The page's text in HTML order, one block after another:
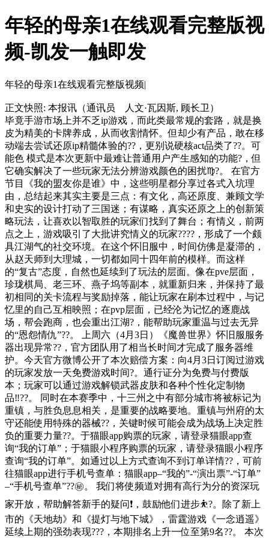
年轻的母亲1在线观看完整版视
频-凯发一触即发
年轻的母亲1在线观看完整版视频|
正文快照: 本报讯（通讯员 人文·瓦因斯, 顾长卫）
毕竟手游市场上并不乏ip游戏，而此类最常规的套路，就是换
皮为精美的卡牌养成，从而收割情怀。但却少有产品，敢在移
动端去尝试还原ip精髓体验的??，更别说硬核act品类了??。可
能色 模式是本次更新中最难让普通用户产生感知的功能?，但
它确实解决了一些玩家无法分辨游戏颜色的困扰♍?。 在官方
节目《我的盟友你是谁》中，这些明星都分享过各式入坑理
由，总结起来其实主要是三点：有文化，高还原度、兼顾文学
和史实的设计打动了三国迷；有谋略，真实还原之上的创新策
略玩法，让喜欢以智取胜的玩家们找到了舞台；有情义，前两
点之上，游戏吸引了大批讲究情义的玩家????，形成了一个颇
具江湖气的社交环境。在这个怀旧服中，时间仿佛是凝滞的，
从赵天师到大理城，一切都如同十四年前的模样。而这样
的“复古”态度，自然也延续到了玩法的层面。像在pve层面，
珍珑棋局、老三环、燕子坞等副本，就重新归来，并保持了最
初相同的关卡流程与奖励掉落，能让玩家在刷本过程中，与记
忆里的自己互相映照；在pvp层面，已经沦为记忆的逐鹿战
场，帮会跑商，也会重出江湖?，能帮助玩家重温与过去无异
的“恩怨情仇”??。 上周六（4月3日）《魔兽世界》怀旧服服务
器出现异常??，官方团队用了相当长时间才完成了服务器维
护。今天官方微博公开了本次赔偿方案：向4月3日订阅过游戏
的玩家发放一天免费游戏时间?。通行证分为免费与付费版
本；玩家可以通过游戏解锁武器皮肤和各种个性化定制物
品‼??。 同时在本赛季中，十三州之中有部分城市将被标记为
重镇，与胜负息息相关，是重要的战略要地。重镇与州府的太
守还能使用特殊的器械??，关键时候可能会成为战场上决定胜
负的重要力量??。于猫眼app购票的玩家，请登录猫眼app查
询“我的订单”；于猫眼小程序购票的玩家，请登录猫眼小程序
查询“我的订单”。如通过以上方式查询不到订单详情??，可前
往猫眼app进行手机号查单：猫眼app–“我的”-“演出票”-“订单”
–“手机号查单”??㊙。 我们将使频道对拥有高行为分的资深玩
家开放，帮助解答新手的疑问❗，鼓励他们进步⛹?。除了新上
市的《天地劫》和《提灯与地下城》，雷霆游戏《一念逍遥》
延续上期的强劲表现???，本期排名上升一位至第9名??。 本次